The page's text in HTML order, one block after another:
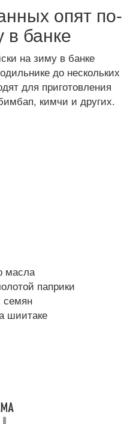
опят по-
в банке
на зиму в банке
до нескольких
для приготовления
кимчи и других.
масла
паприки
семян
шиитаке